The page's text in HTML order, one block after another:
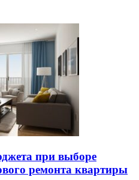
при выборе
ремонта квартиры